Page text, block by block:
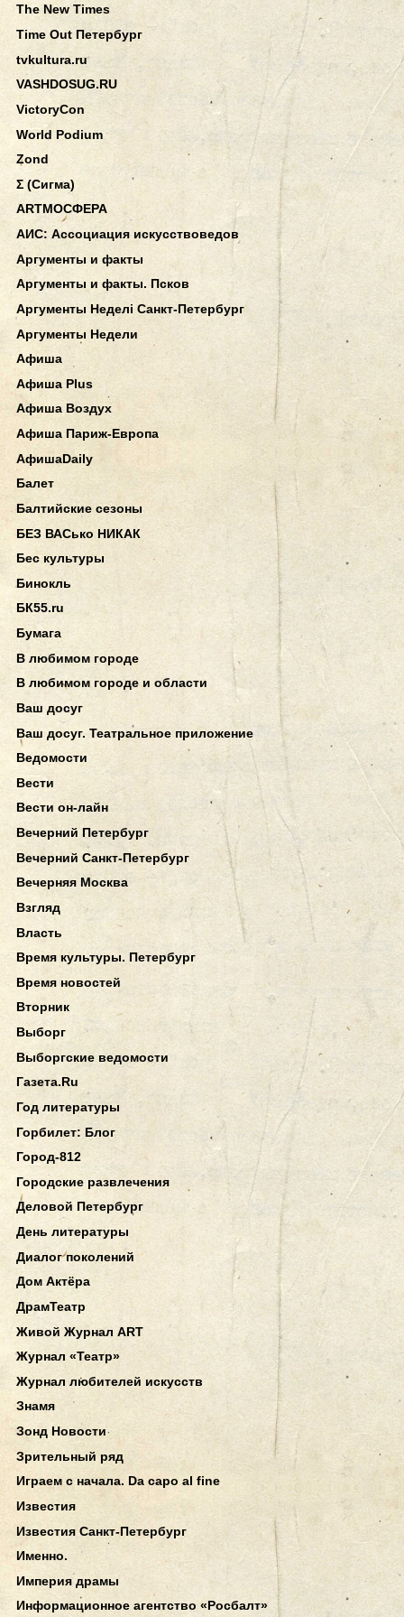
The New Times
Time Out Петербург
tvkultura.ru
VASHDOSUG.RU
VictoryCon
World Podium
Zond
Σ (Сигма)
АRТМОСФЕРА
АИС: Ассоциация искусствоведов
Аргументы и факты
Аргументы и факты. Псков
Аргументы Неделi Санкт-Петербург
Аргументы Недели
Афиша
Афиша Plus
Афиша Воздух
Афиша Париж-Европа
АфишаDaily
Балет
Балтийские сезоны
БЕЗ ВАСько НИКАК
Бес культуры
Бинокль
БК55.ru
Бумага
В любимом городе
В любимом городе и области
Ваш досуг
Ваш досуг. Театральное приложение
Ведомости
Вести
Вести он-лайн
Вечерний Петербург
Вечерний Санкт-Петербург
Вечерняя Москва
Взгляд
Власть
Время культуры. Петербург
Время новостей
Вторник
Выборг
Выборгские ведомости
Газета.Ru
Год литературы
Горбилет: Блог
Город-812
Городские развлечения
Деловой Петербург
День литературы
Диалог поколений
Дом Актёра
ДрамТеатр
Живой Журнал ART
Журнал «Театр»
Журнал любителей искусств
Знамя
Зонд Новости
Зрительный ряд
Играем с начала. Da capo al fine
Известия
Известия Санкт-Петербург
Именно.
Империя драмы
Информационное агентство «Росбалт»